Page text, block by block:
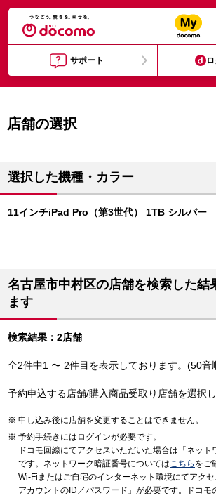
サポート
店舗の選択
選択した機種・カラー
11インチiPad Pro（第3世代） 1TB シルバー
名古屋市中村区の店舗を検索した結
ます
検索結果：2店舗
全2件中1 〜 2件目を表示しております。(50音
予約申込する店舗/購入商品受取り店舗を選択し
申し込み後に店舗を変更することはできません。
予約手続きにはログインが必要です。
ドコモ回線にてアクセスいただいた場合は「ネッ
です。ネットワーク暗証番号についてはこちら をご
Wi-Fiまたはご自宅のインターネット環境にてアク
アカウントのID／パスワード」が必要です。ドコモ